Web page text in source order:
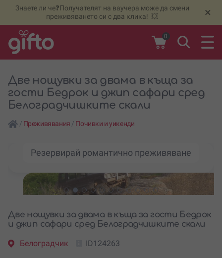
Знаете ли че❓Получателят на ваучера може да смени
преживяването си с два клика! 💥
×
0
Две нощувки за двама в къща за
гости Бедрок и джип сафари сред
Белоградчишките скали
/ Преживявания / Почивки и уикенди
Резервирай романтично преживяване
Две нощувки за двама в къща за гости Бедрок
и джип сафари сред Белоградчишките скали
Белоградчик ID124263